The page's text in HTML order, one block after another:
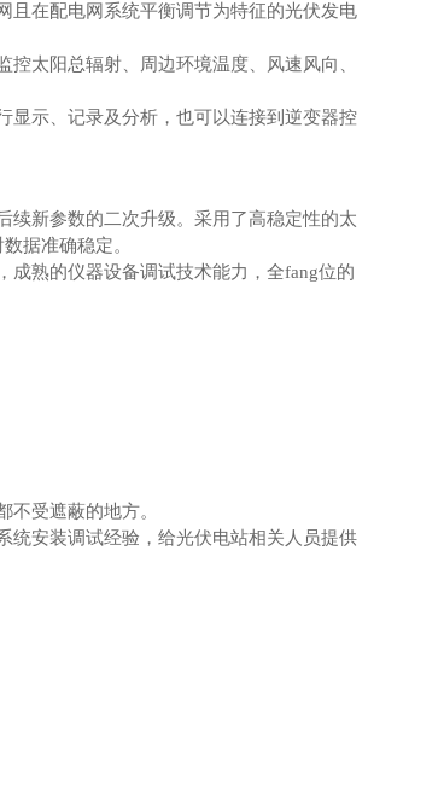
且在配电网系统平衡调节为特征的光伏发电
太阳总辐射、周边环境温度、风速风向、
显示、记录及分析，也可以连接到逆变器控
续新参数的二次升级。采用了高稳定性的太
据准确稳定。
成熟的仪器设备调试技术能力，全fang位的
受遮蔽的地方。
统安装调试经验，给光伏电站相关人员提供